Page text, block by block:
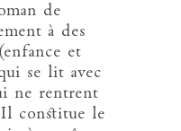
de
à des
et
se lit avec
ne rentrent
Il constitue le